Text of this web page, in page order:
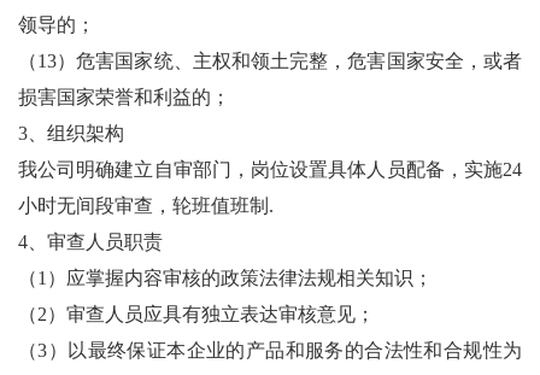
领导的；
（13）危害国家统、主权和领土完整，危害国家安全，或者
损害国家荣誉和利益的；
3、组织架构
我公司明确建立自审部门，岗位设置具体人员配备，实施24
小时无间段审查，轮班值班制.
4、审查人员职责
（1）应掌握内容审核的政策法律法规相关知识；
（2）审查人员应具有独立表达审核意见；
（3）以最终保证本企业的产品和服务的合法性和合规性为